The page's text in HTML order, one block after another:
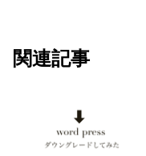
関連記事